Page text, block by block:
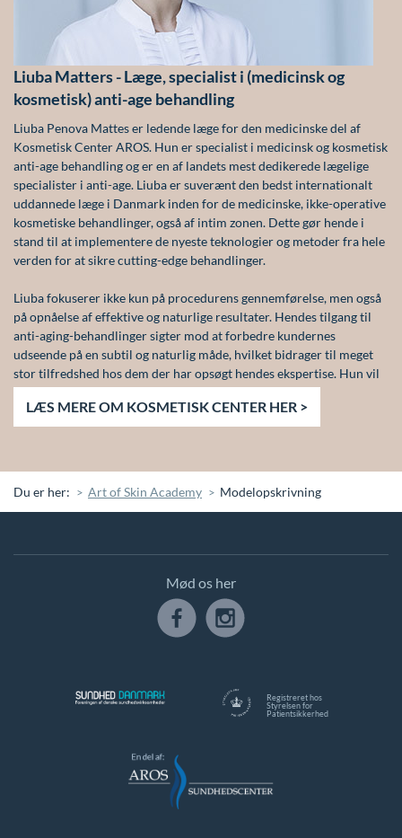
Liuba Matters - Læge, specialist i (medicinsk og
kosmetisk) anti-age behandling
Liuba Penova Mattes er ledende læge for den medicinske del af
Kosmetisk Center AROS. Hun er specialist i medicinsk og kosmetisk
anti-age behandling og er en af landets mest dedikerede lægelige
specialister i anti-age. Liuba er suverænt den bedst internationalt
uddannede læge i Danmark inden for de medicinske, ikke-operative
kosmetiske behandlinger, også af intim zonen. Dette gør hende i
stand til at implementere de nyeste teknologier og metoder fra hele
verden for at sikre cutting-edge behandlinger.
Liuba fokuserer ikke kun på procedurens gennemførelse, men også
på opnåelse af effektive og naturlige resultater. Hendes tilgang til
anti-aging-behandlinger sigter mod at forbedre kundernes
udseende på en subtil og naturlig måde, hvilket bidrager til meget
stor tilfredshed hos dem der har opsøgt hendes ekspertise. Hun vil
bla. fortælle om Sculptra, Liquid Laser, PRP mm.
LÆS MERE OM KOSMETISK CENTER HER >
Du er her: Art of Skin Academy Modelopskrivning
Registreret hos
Styrelsen for
Patientsikkerhed
Mød os her